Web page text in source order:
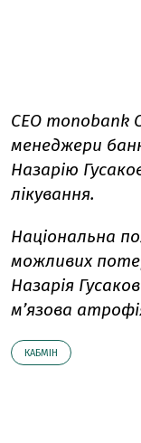
СЕО monobank
менеджери
Назарію
лікування.
Національна
можливих
Назарія
м’язова
КАБМІН